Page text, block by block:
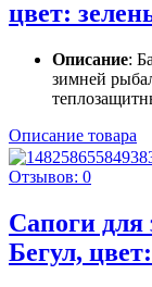
цвет:
Описание:
зимней
Описание товара
Отзывов: 0
Сапоги
Бегул,